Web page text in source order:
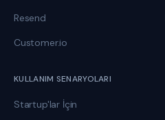
Resend
Customer.io
KULLANIM SENARYOLARI
Startup'lar İçin